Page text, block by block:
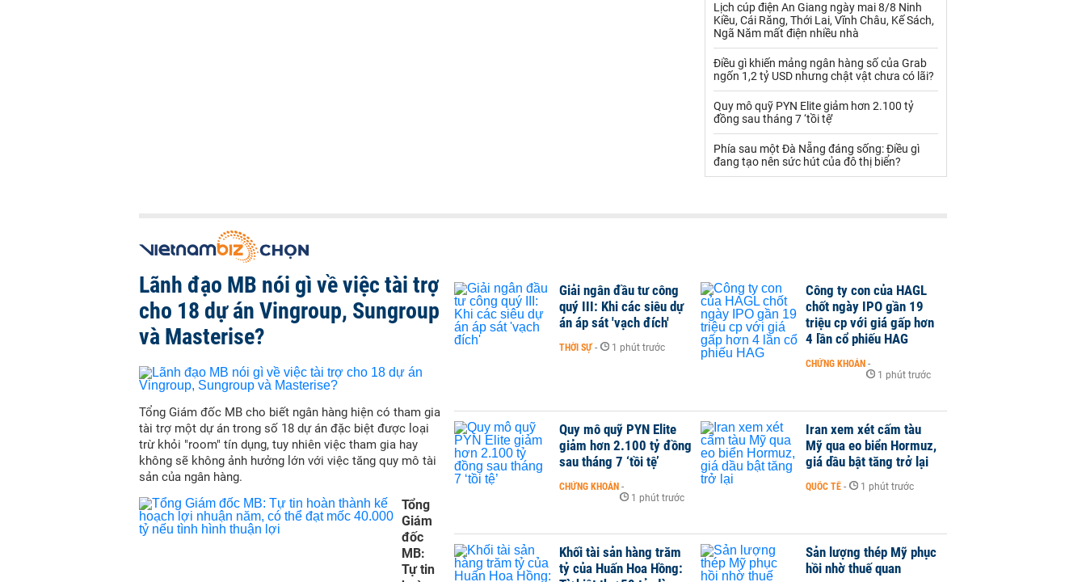
Vàng
VLXD khác Xăng dầu
Xi măng - Clynker
Lịch cúp điện An Giang ngày mai 8/8 Ninh
Kiều, Cái Răng, Thới Lai, Vĩnh Châu, Kế Sách,
Ngã Năm mất điện nhiều nhà
Điều gì khiến mảng ngân hàng số của Grab
ngốn 1,2 tỷ USD nhưng chật vật chưa có lãi?
Quy mô quỹ PYN Elite giảm hơn 2.100 tỷ
đồng sau tháng 7 ‘tồi tệ’
Phía sau một Đà Nẵng đáng sống: Điều gì
đang tạo nên sức hút của đô thị biển?
Lãnh đạo MB nói gì về việc tài trợ
cho 18 dự án Vingroup, Sungroup
và Masterise?
Tổng Giám đốc MB cho biết ngân hàng hiện có tham gia
tài trợ một dự án trong số 18 dự án đặc biệt được loại
trừ khỏi "room" tín dụng, tuy nhiên việc tham gia hay
không sẽ không ảnh hưởng lớn với việc tăng quy mô tài
sản của ngân hàng.
Tổng
Giám
đốc
MB:
Tự tin
Giải ngân đầu tư công
quý III: Khi các siêu dự
án áp sát 'vạch đích'
THỜI SỰ - 1 phút trước
Công ty con của HAGL
chốt ngày IPO gần 19
triệu cp với giá gấp hơn
4 lần cổ phiếu HAG
CHỨNG KHOÁN -
1 phút trước
Quy mô quỹ PYN Elite
giảm hơn 2.100 tỷ đồng
sau tháng 7 ‘tồi tệ’
CHỨNG KHOÁN -
1 phút trước
Iran xem xét cấm tàu
Mỹ qua eo biển Hormuz,
giá dầu bật tăng trở lại
QUỐC TẾ - 1 phút trước
Khối tài sản hàng trăm
tỷ của Huấn Hoa Hồng:
Sản lượng thép Mỹ phục
hồi nhờ thuế quan